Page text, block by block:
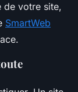
de votre site,
SmartWeb